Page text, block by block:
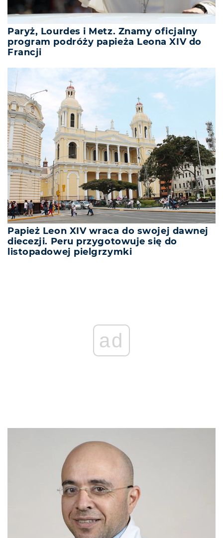
Paryż, Lourdes i Metz. Znamy oficjalny
program podróży papieża Leona XIV do
Francji
Papież Leon XIV wraca do swojej dawnej
diecezji. Peru przygotowuje się do
listopadowej pielgrzymki
ad